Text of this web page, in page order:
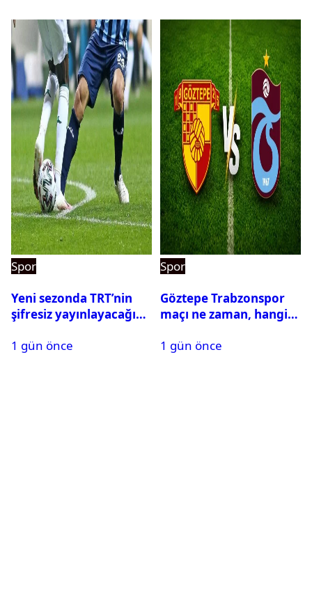
Spor
Yeni sezonda TRT’nin
şifresiz yayınlayacağı
1 gün önce
Spor
Göztepe Trabzonspor
maçı ne zaman, hangi
oynayacak mı?
1 gün önce